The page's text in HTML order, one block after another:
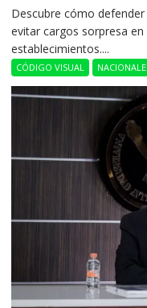
Descubre cómo
evitar cargos sorpresa
establecimientos....
CÓDIGO VISUAL